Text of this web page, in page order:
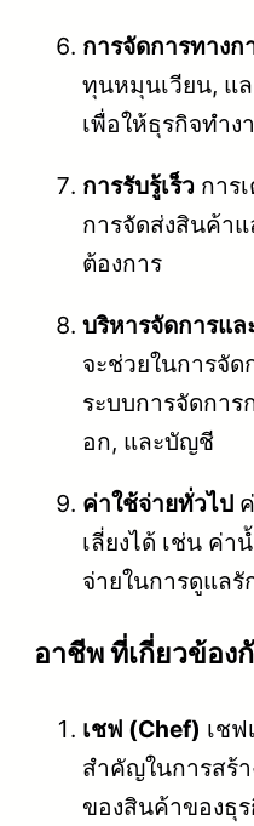
การจัดการทางก
ทุนหมุนเวียน, แล
เพื่อให้ธุรกิจทำง
การรับรู้เร็ว การ
การจัดส่งสินค้าแ
ต้องการ
บริหารจัดการแ
จะช่วยในการจั
ระบบการจัดกา
อก, และบัญชี
ค่าใช้จ่ายทั่วไป
เลี่ยงได้ เช่น ค่า
จ่ายในการดูแล
อาชีพ ที่เกี่ยวข้อง
เชฟ (Chef) เช
สำคัญในการสร้
ของสินค้าของธุ